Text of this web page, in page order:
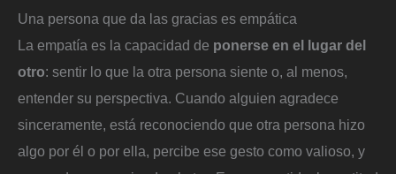
Una persona que da las gracias es empática
La empatía es la capacidad de ponerse en el lugar del
otro: sentir lo que la otra persona siente o, al menos,
entender su perspectiva. Cuando alguien agradece
sinceramente, está reconociendo que otra persona hizo
algo por él o por ella, percibe ese gesto como valioso, y